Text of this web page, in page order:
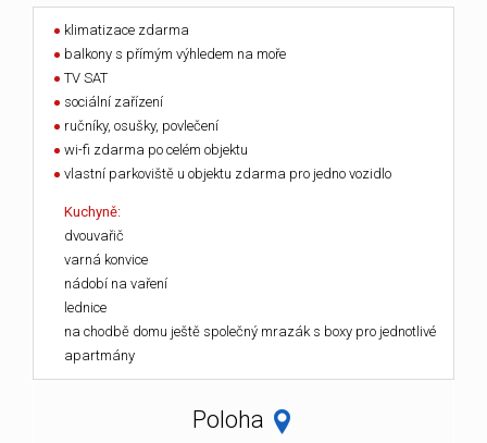
klimatizace zdarma
balkony s přímým výhledem na moře
TV SAT
sociální zařízení
ručníky, osušky, povlečení
wi-fi zdarma po celém objektu
vlastní parkoviště u objektu zdarma pro jedno vozidlo
Kuchyně:
dvouvařič
varná konvice
nádobí na vaření
lednice
na chodbě domu ještě společný mrazák s boxy pro jednotlivé
apartmány
Poloha